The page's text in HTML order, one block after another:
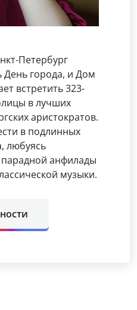
Петербург
День города, и Дом
встретить 323-
в лучших
аристократов.
в подлинных
любуясь
анфилады
музыки.